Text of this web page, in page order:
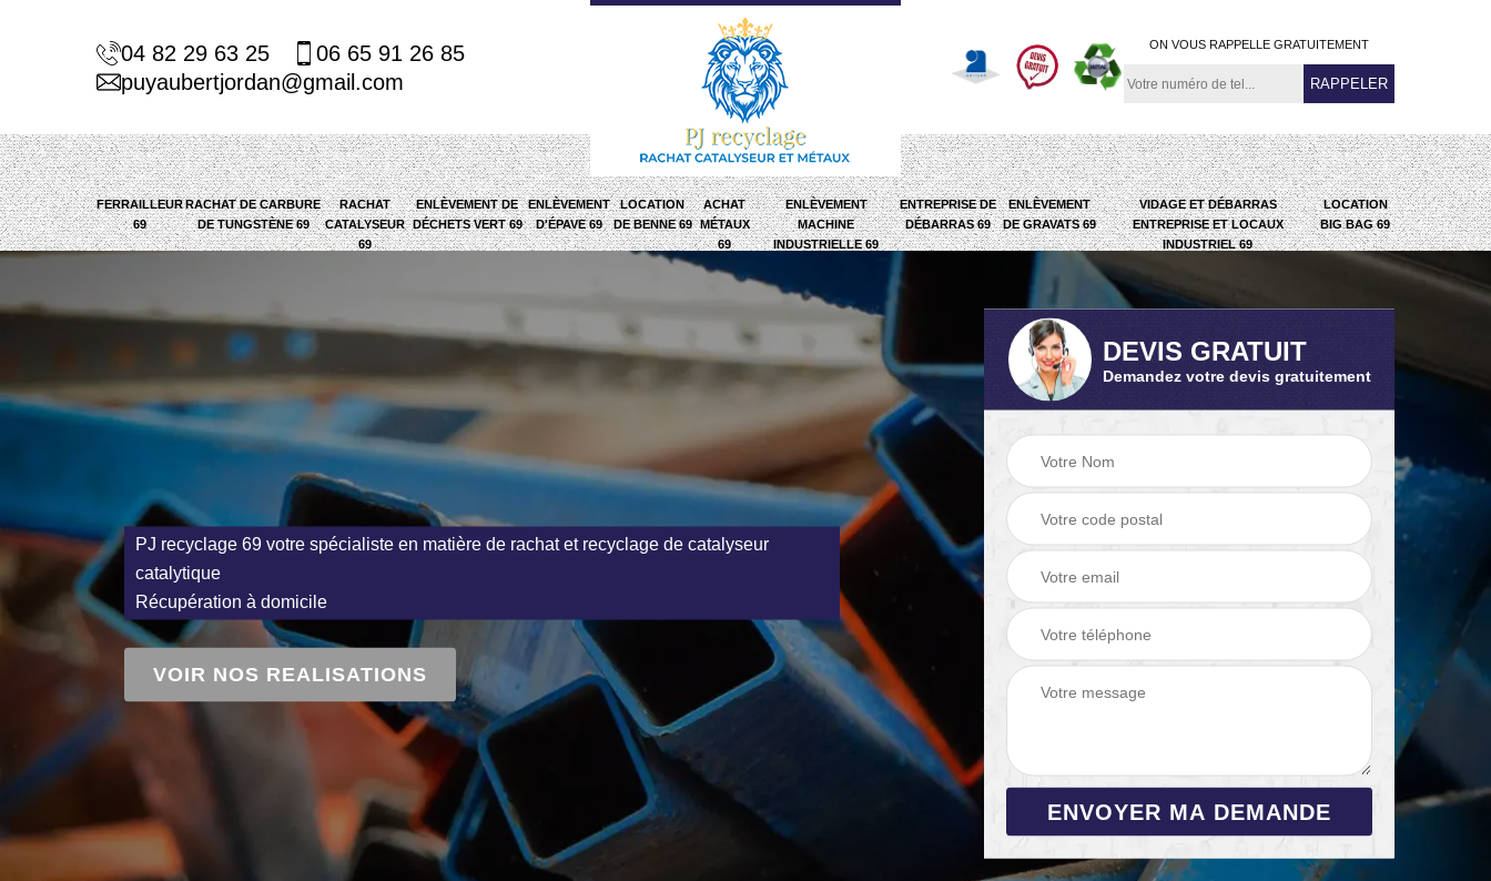
04 82 29 63 25
06 65 91 26 85
puyaubertjordan@gmail.com
ON VOUS RAPPELLE GRATUITEMENT
FERRAILLEUR
69
RACHAT DE CARBURE
DE TUNGSTÈNE 69
RACHAT
CATALYSEUR
69
ENLÈVEMENT DE
DÉCHETS VERT 69
ENLÈVEMENT
D'ÉPAVE 69
LOCATION
DE BENNE 69
ACHAT
MÉTAUX
69
ENLÈVEMENT
MACHINE
INDUSTRIELLE 69
ENTREPRISE DE
DÉBARRAS 69
ENLÈVEMENT
DE GRAVATS 69
VIDAGE ET DÉBARRAS
ENTREPRISE ET LOCAUX
INDUSTRIEL 69
LOCATION
BIG BAG 69
PJ recyclage 69 votre spécialiste en matière de rachat et recyclage de catalyseur
catalytique
Récupération à domicile
VOIR NOS REALISATIONS
DEVIS GRATUIT
Demandez votre devis gratuitement